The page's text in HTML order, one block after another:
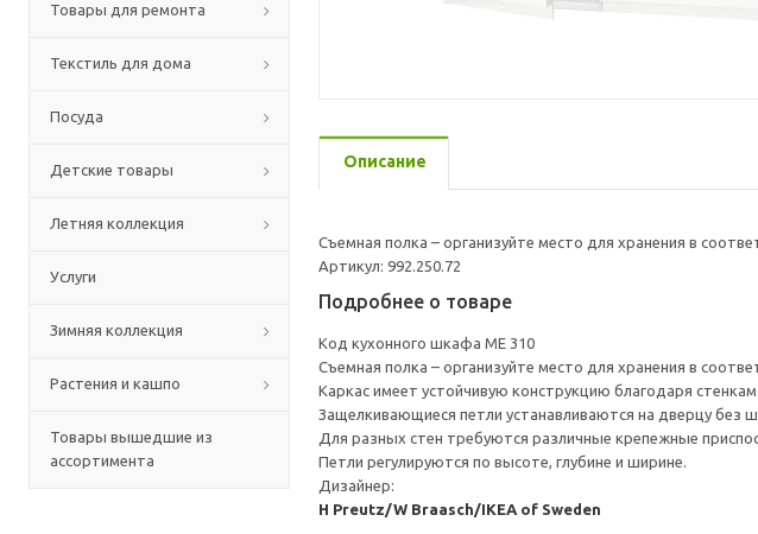
Товары для ремонта
Текстиль для дома
Посуда
Детские товары
Летняя коллекция
Услуги
Зимняя коллекция
Растения и кашпо
Товары вышедшие из
ассортимента
Описание
Съемная полка – организуйте место для хранения в
Артикул: 992.250.72
Подробнее о товаре
Код кухонного шкафа ME 310
Съемная полка – организуйте место для хранения в
Каркас имеет устойчивую конструкцию благодаря
Защелкивающиеся петли устанавливаются на дверцу без
Для разных стен требуются различные крепежные
Петли регулируются по высоте, глубине и ширине.
Дизайнер:
H Preutz/W Braasch/IKEA of Sweden